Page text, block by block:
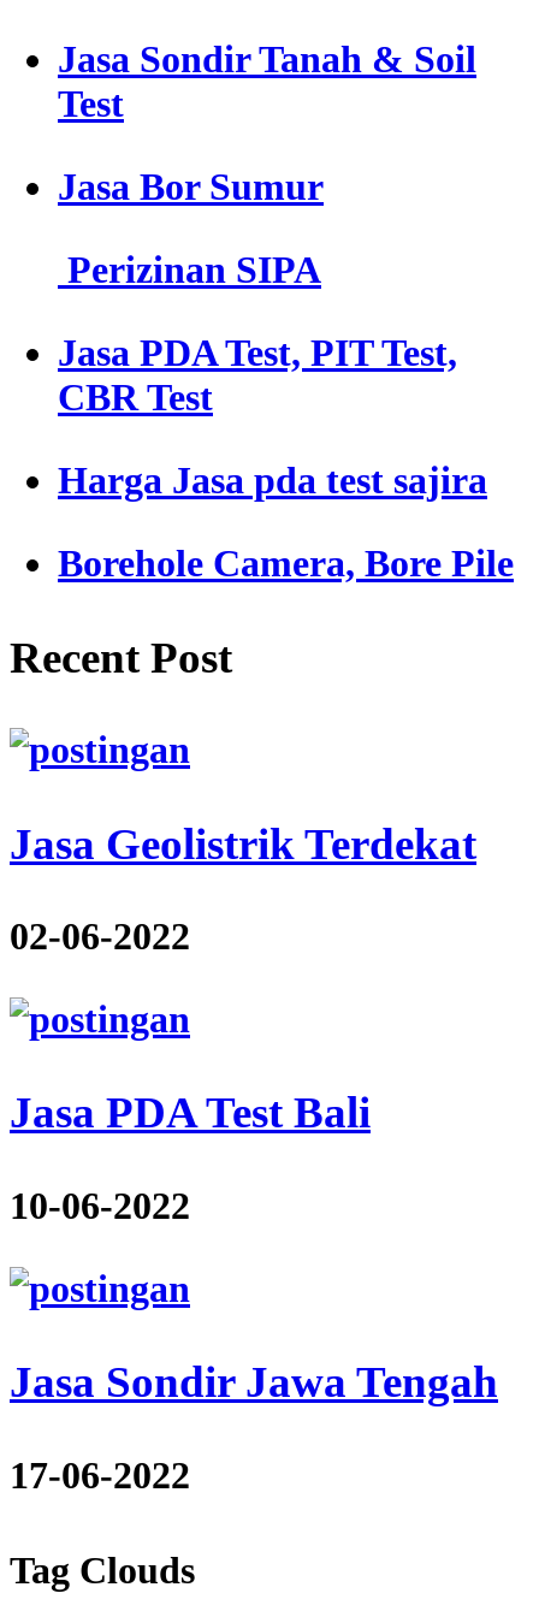
Jasa Sondir Tanah & Soil
Test
Jasa Bor Sumur
Perizinan SIPA
Jasa PDA Test, PIT Test,
CBR Test
Harga Jasa pda test sajira
Borehole Camera, Bore Pile
Recent Post
Jasa Geolistrik Terdekat
02-06-2022
Jasa PDA Test Bali
10-06-2022
Jasa Sondir Jawa Tengah
17-06-2022
Tag Clouds